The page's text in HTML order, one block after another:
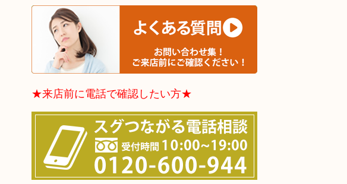
★来店前に電話で確認したい方★